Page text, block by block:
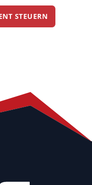
STEUERN